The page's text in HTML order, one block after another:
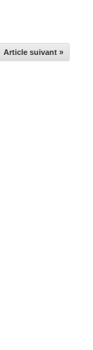
Article suivant »